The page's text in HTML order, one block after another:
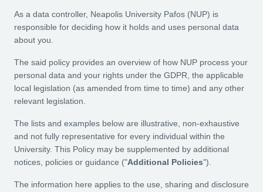
As a data controller, Neapolis University Pafos (NUP) is
responsible for deciding how it holds and uses personal data
about you.
The said policy provides an overview of how NUP process your
personal data and your rights under the GDPR, the applicable
local legislation (as amended from time to time) and any other
relevant legislation.
The lists and examples below are illustrative, non-exhaustive
and not fully representative for every individual within the
University. This Policy may be supplemented by additional
notices, policies or guidance ("Additional Policies").
The information here applies to the use, sharing and disclosure